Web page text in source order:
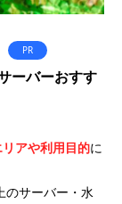
PR
ーバーおすす
アや利用目的に
のサーバー・水